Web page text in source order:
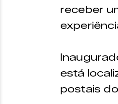
receber
está
postais